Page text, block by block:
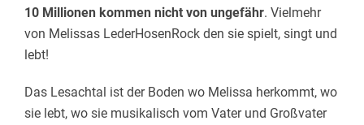
10 Millionen kommen nicht von ungefähr. Vielmehr
von Melissas LederHosenRock den sie spielt, singt und
lebt!
Das Lesachtal ist der Boden wo Melissa herkommt, wo
sie lebt, wo sie musikalisch vom Vater und Großvater